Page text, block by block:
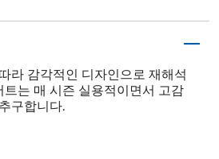
라 감각적인 디자인으로 재해석
는 매 시즌 실용적이면서 고감
구합니다.